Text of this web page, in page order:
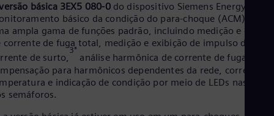
básica 3EX5 080-0 do dispositivo Siemens Energy para
básico da condição do para-choque (ACM)
ampla gama de funções padrão, incluindo medição e
corrente de fuga total, medição e exibição de impulso de
de surto,
3ª
análise harmônica de corrente de fuga com
para harmônicos dependentes da rede, correção
e indicação de condição por meio de LEDs nas cores
semáforos.